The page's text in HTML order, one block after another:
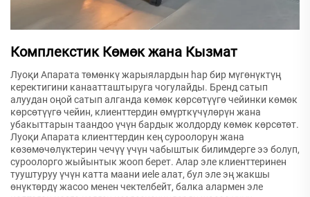
Комплекстик Көмөк жана Кызмат
Луоқи Апарата төмөнкү жарыялардын һар бир мүгөнүктүң
керектигини канаатташтыруга чогулайды. Бренд сатып
алуудан оңой сатып алганда көмөк көрсөтүүгө чейинки көмөк
көрсөтүүгө чейин, клиенттердин өмүрткүчүлөрүн жана
убакыттарын таандоо үчүн бардык жолдорду көмөк көрсөтөт.
Луоқи Апарата клиенттердин кең суроолорун жана
көзөмөчөлүктерин чечүү үчүн чабыштык билимдерге ээ болуп,
суроолорго жыйынтык жооп берет. Алар эле клиенттеринен
тууштуруу үчүн катта маани иele алат, бул эле эң жакшы
өнүктөрдү жасоо менен чектелбейт, балка алармен эле